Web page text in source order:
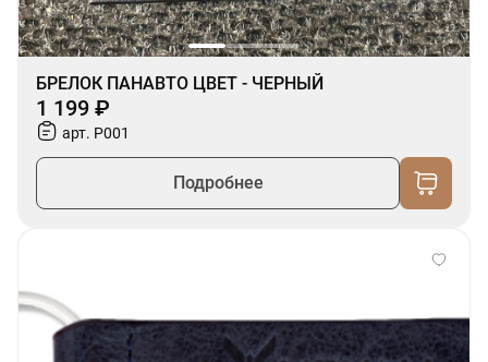
БРЕЛОК ПАНАВТО ЦВЕТ - ЧЕРНЫЙ
1 199 ₽
арт. P001
Подробнее